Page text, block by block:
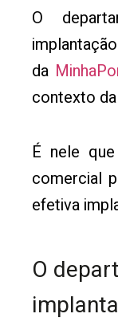
O
da
contexto
É nele
comercial
efetiva
O